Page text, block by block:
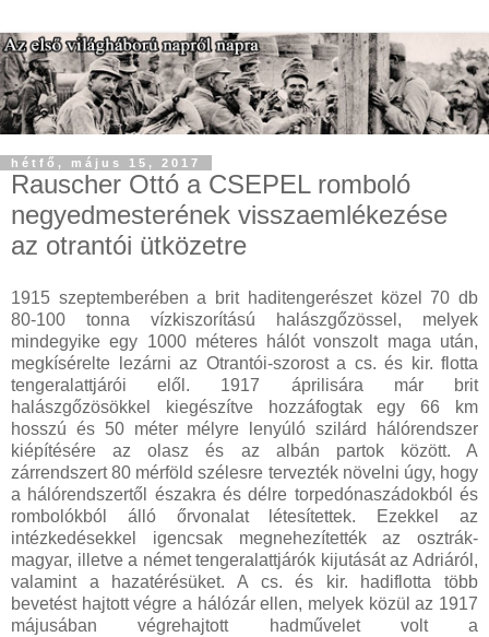
hétfő, május 15, 2017
Rauscher Ottó a CSEPEL romboló
negyedmesterének visszaemlékezése
az otrantói ütközetre
1915 szeptemberében a brit haditengerészet közel 70 db
80-100 tonna vízkiszorítású halászgőzössel, melyek
mindegyike egy 1000 méteres hálót vonszolt maga után,
megkísérelte lezárni az Otrantói-szorost a cs. és kir. flotta
tengeralattjárói elől. 1917 áprilisára már brit
halászgőzösökkel kiegészítve hozzáfogtak egy 66 km
hosszú és 50 méter mélyre lenyúló szilárd hálórendszer
kiépítésére az olasz és az albán partok között. A
zárrendszert 80 mérföld szélesre tervezték növelni úgy, hogy
a hálórendszertől északra és délre torpedónaszádokból és
rombolókból álló őrvonalat létesítettek. Ezekkel az
intézkedésekkel igencsak megnehezítették az osztrák-
magyar, illetve a német tengeralattjárók kijutását az Adriáról,
valamint a hazatérésüket. A cs. és kir. hadiflotta több
bevetést hajtott végre a hálózár ellen, melyek közül az 1917
májusában végrehajtott hadművelet volt a